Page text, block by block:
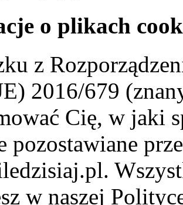
o plikach
z
2016/679
Cię, w jaki
pozostawiane
w naszej